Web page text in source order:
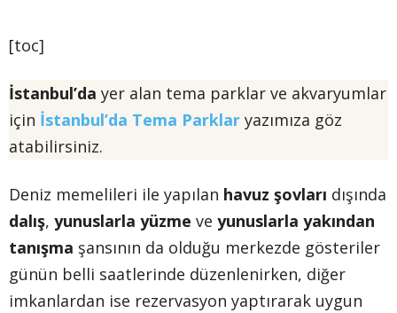
[toc]
İstanbul’da yer alan tema parklar ve akvaryumlar
için İstanbul’da Tema Parklar yazımıza göz
atabilirsiniz.
Deniz memelileri ile yapılan havuz şovları dışında
dalış, yunuslarla yüzme ve yunuslarla yakından
tanışma şansının da olduğu merkezde gösteriler
günün belli saatlerinde düzenlenirken, diğer
imkanlardan ise rezervasyon yaptırarak uygun